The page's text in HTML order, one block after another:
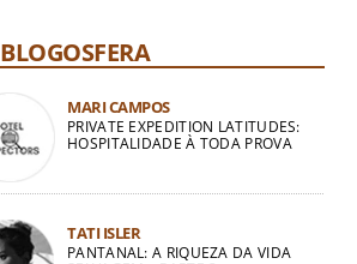
BLOGOSFERA
MARI CAMPOS
PRIVATE EXPEDITION LATITUDES:
HOSPITALIDADE À TODA PROVA
TATI ISLER
PANTANAL: A RIQUEZA DA VIDA